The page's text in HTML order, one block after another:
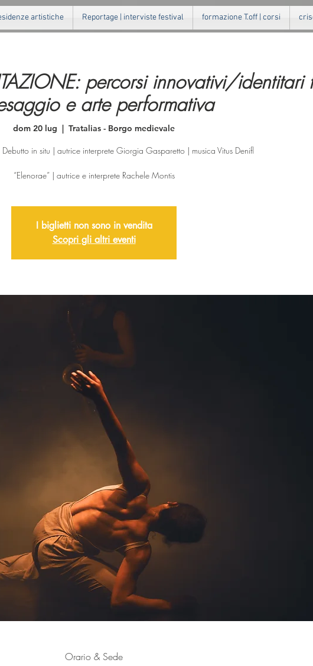
artistiche Reportage | interviste festival formazione T.off | corsi
percorsi innovativi/identitari
e arte performativa
dom 20 lug
  |
Tratalias - Borgo medievale
Debutto in situ | autrice interprete Giorgia Gasparetto | musica Vitus Denifl
“Elenorae” | autrice e interprete Rachele Montis
I biglietti non sono in vendita
Scopri gli altri eventi
Orario & Sede